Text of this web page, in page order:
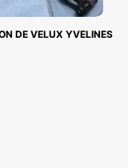
DE VELUX YVELINES